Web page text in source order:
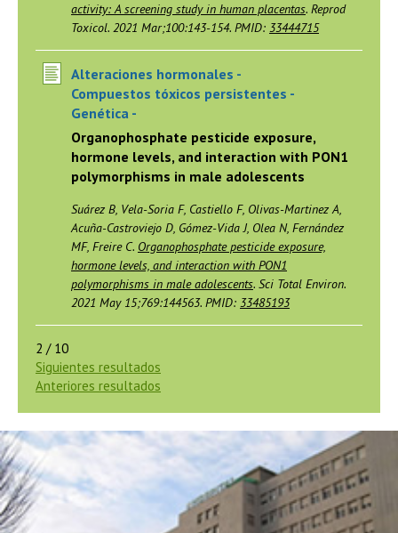
activity: A screening study in human placentas. Reprod
Toxicol. 2021 Mar;100:143-154. PMID: 33444715
Alteraciones hormonales -
Compuestos tóxicos persistentes -
Genética -
Organophosphate pesticide exposure,
hormone levels, and interaction with PON1
polymorphisms in male adolescents
Suárez B, Vela-Soria F, Castiello F, Olivas-Martinez A,
Acuña-Castroviejo D, Gómez-Vida J, Olea N, Fernández
MF, Freire C. Organophosphate pesticide exposure,
hormone levels, and interaction with PON1
polymorphisms in male adolescents. Sci Total Environ.
2021 May 15;769:144563. PMID: 33485193
2 / 10
Siguientes resultados
Anteriores resultados